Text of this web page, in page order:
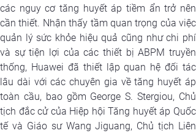
các nguy cơ tăng huyết áp tiềm ẩn trở nên
cần thiết. Nhận thấy tầm quan trọng của việc
quản lý sức khỏe hiệu quả cũng như chi phí
và sự tiện lợi của các thiết bị ABPM truyền
thống, Huawei đã thiết lập quan hệ đối tác
lâu dài với các chuyên gia về tăng huyết áp
toàn cầu, bao gồm George S. Stergiou, Chủ
tịch đắc cử của Hiệp hội Tăng huyết áp Quốc
tế và Giáo sư Wang Jiguang, Chủ tịch Liên